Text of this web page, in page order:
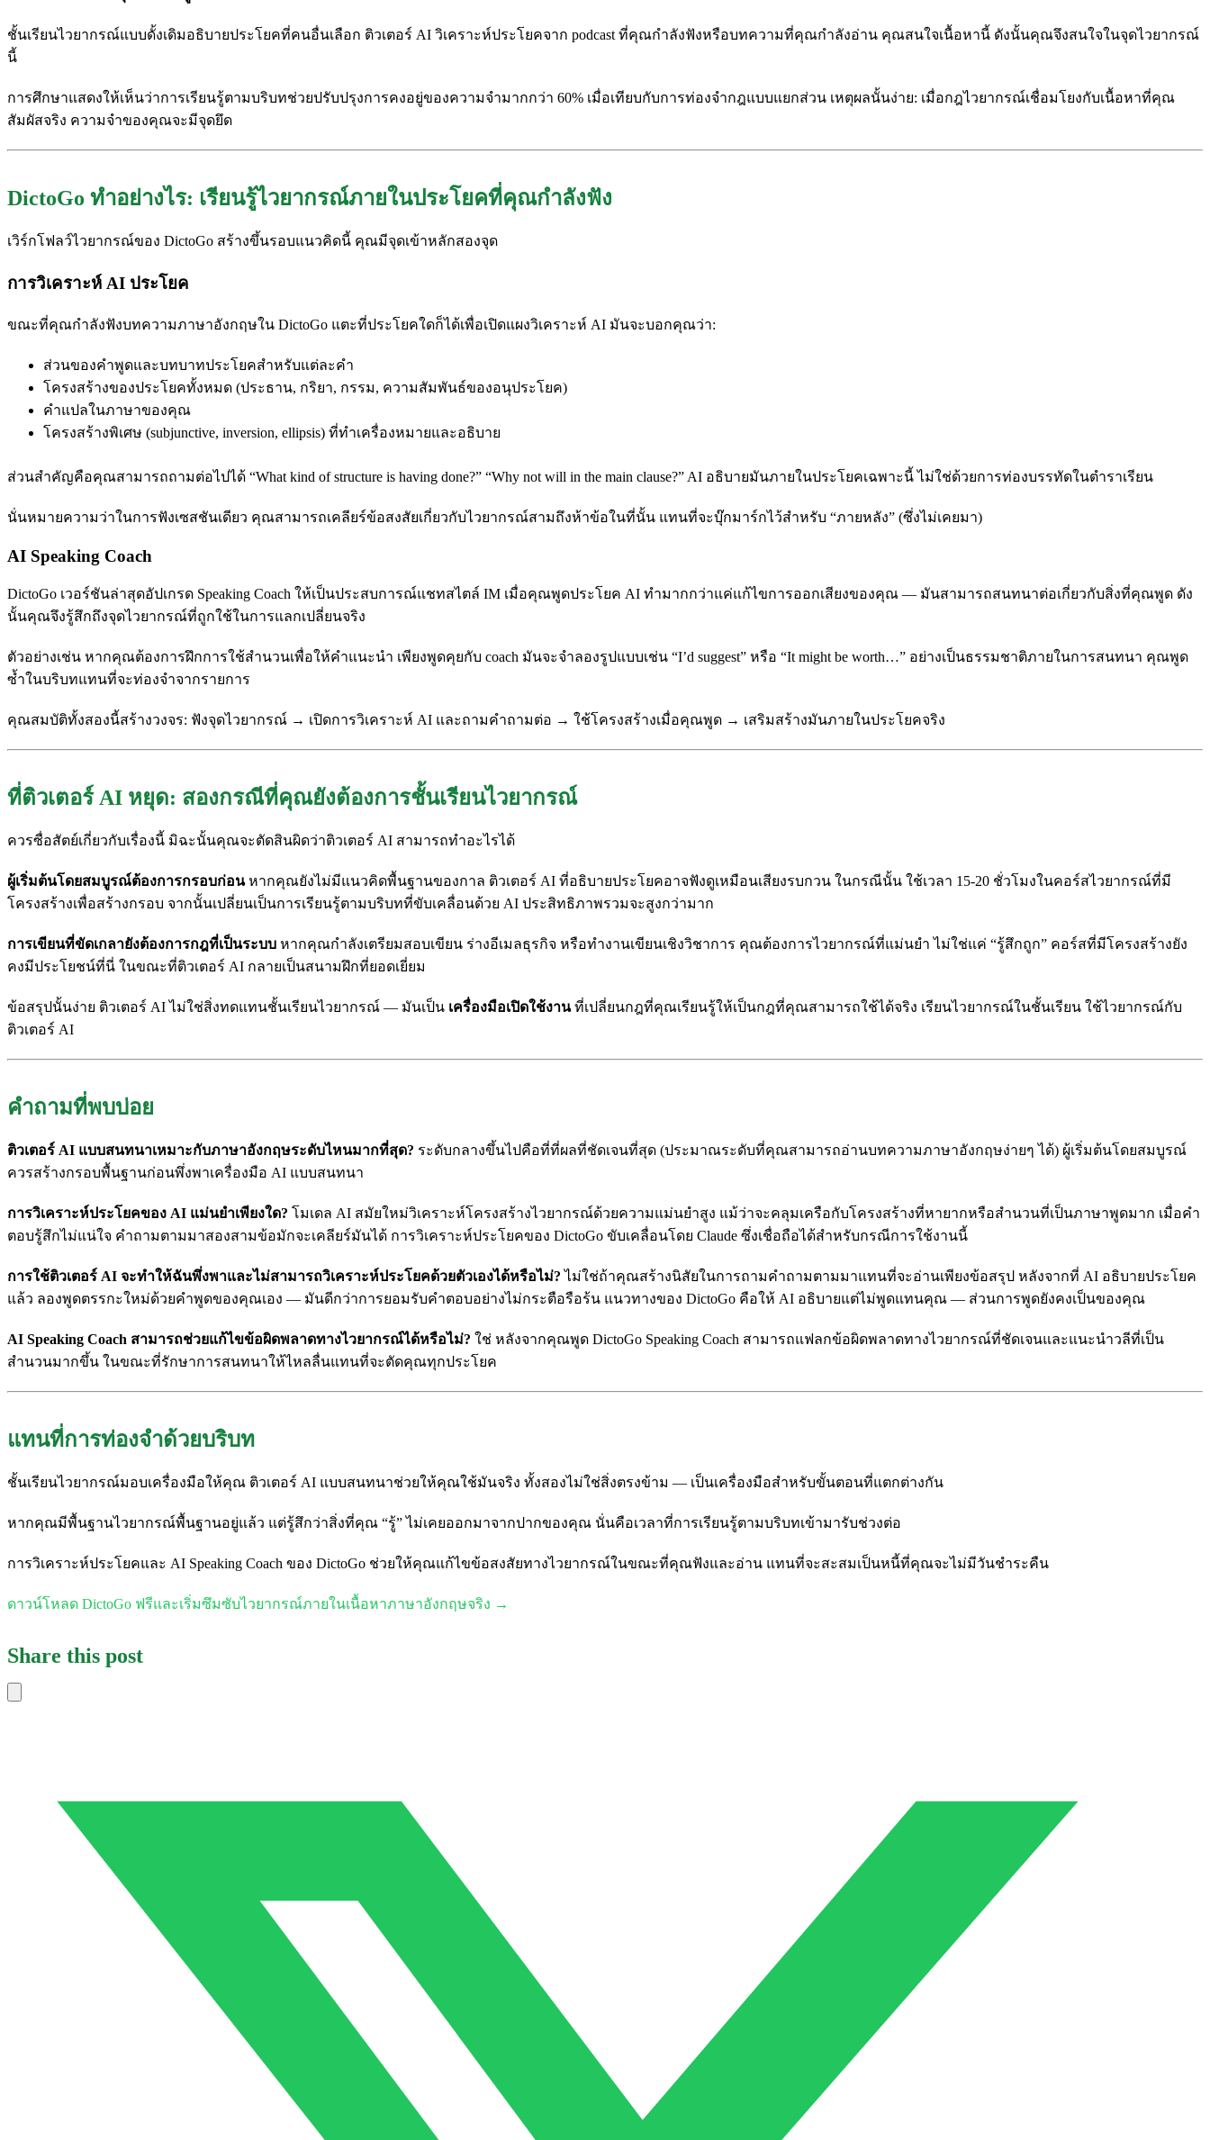
ชั้นเรียนไวยากรณ์แบบดั้งเดิมอธิบายประโยคที่คนอื่นเลือก ติวเตอร์ AI วิเคราะห์ประโยคจาก podcast ที่คุณกำลังฟังหรือบทความที่คุณกำลังอ่าน คุณสนใจเนื้อหานี้ ดังนั้นคุณจึงสนใจในจุดไวยากรณ์
นี้
การศึกษาแสดงให้เห็นว่าการเรียนรู้ตามบริบทช่วยปรับปรุงการคงอยู่ของความจำมากกว่า 60% เมื่อเทียบกับการท่องจำกฎแบบแยกส่วน เหตุผลนั้นง่าย: เมื่อกฎไวยากรณ์เชื่อมโยงกับเนื้อหาที่คุณ
สัมผัสจริง ความจำของคุณจะมีจุดยึด
DictoGo ทำอย่างไร: เรียนรู้ไวยากรณ์ภายในประโยคที่คุณกำลังฟัง
เวิร์กโฟลว์ไวยากรณ์ของ DictoGo สร้างขึ้นรอบแนวคิดนี้ คุณมีจุดเข้าหลักสองจุด
การวิเคราะห์ AI ประโยค
ขณะที่คุณกำลังฟังบทความภาษาอังกฤษใน DictoGo แตะที่ประโยคใดก็ได้เพื่อเปิดแผงวิเคราะห์ AI มันจะบอกคุณว่า:
ส่วนของคำพูดและบทบาทประโยคสำหรับแต่ละคำ
โครงสร้างของประโยคทั้งหมด (ประธาน, กริยา, กรรม, ความสัมพันธ์ของอนุประโยค)
คำแปลในภาษาของคุณ
โครงสร้างพิเศษ (subjunctive, inversion, ellipsis) ที่ทำเครื่องหมายและอธิบาย
ส่วนสำคัญคือคุณสามารถถามต่อไปได้ “What kind of structure is having done?” “Why not will in the main clause?” AI อธิบายมันภายในประโยคเฉพาะนี้ ไม่ใช่ด้วยการท่องบรรทัดในตำราเรียน
นั่นหมายความว่าในการฟังเซสชันเดียว คุณสามารถเคลียร์ข้อสงสัยเกี่ยวกับไวยากรณ์สามถึงห้าข้อในที่นั้น แทนที่จะบุ๊กมาร์กไว้สำหรับ “ภายหลัง” (ซึ่งไม่เคยมา)
AI Speaking Coach
DictoGo เวอร์ชันล่าสุดอัปเกรด Speaking Coach ให้เป็นประสบการณ์แชทสไตล์ IM เมื่อคุณพูดประโยค AI ทำมากกว่าแค่แก้ไขการออกเสียงของคุณ — มันสามารถสนทนาต่อเกี่ยวกับสิ่งที่คุณพูด ดัง
นั้นคุณจึงรู้สึกถึงจุดไวยากรณ์ที่ถูกใช้ในการแลกเปลี่ยนจริง
ตัวอย่างเช่น หากคุณต้องการฝึกการใช้สำนวนเพื่อให้คำแนะนำ เพียงพูดคุยกับ coach มันจะจำลองรูปแบบเช่น “I’d suggest” หรือ “It might be worth…” อย่างเป็นธรรมชาติภายในการสนทนา คุณพูด
ซ้ำในบริบทแทนที่จะท่องจำจากรายการ
คุณสมบัติทั้งสองนี้สร้างวงจร: ฟังจุดไวยากรณ์ → เปิดการวิเคราะห์ AI และถามคำถามต่อ → ใช้โครงสร้างเมื่อคุณพูด → เสริมสร้างมันภายในประโยคจริง
ที่ติวเตอร์ AI หยุด: สองกรณีที่คุณยังต้องการชั้นเรียนไวยากรณ์
ควรซื่อสัตย์เกี่ยวกับเรื่องนี้ มิฉะนั้นคุณจะตัดสินผิดว่าติวเตอร์ AI สามารถทำอะไรได้
ผู้เริ่มต้นโดยสมบูรณ์ต้องการกรอบก่อนหากคุณยังไม่มีแนวคิดพื้นฐานของกาล ติวเตอร์ AI ที่อธิบายประโยคอาจฟังดูเหมือนเสียงรบกวน ในกรณีนั้น ใช้เวลา 15-20 ชั่วโมงในคอร์สไวยากรณ์ที่มี
โครงสร้างเพื่อสร้างกรอบ จากนั้นเปลี่ยนเป็นการเรียนรู้ตามบริบทที่ขับเคลื่อนด้วย AI ประสิทธิภาพรวมจะสูงกว่ามาก
การเขียนที่ขัดเกลายังต้องการกฎที่เป็นระบบ หากคุณกำลังเตรียมสอบเขียน ร่างอีเมลธุรกิจ หรือทำงานเขียนเชิงวิชาการ คุณต้องการไวยากรณ์ที่แม่นยำ ไม่ใช่แค่ “รู้สึกถูก” คอร์สที่มีโครงสร้างยัง
คงมีประโยชน์ที่นี่ ในขณะที่ติวเตอร์ AI กลายเป็นสนามฝึกที่ยอดเยี่ยม
ข้อสรุปนั้นง่าย ติวเตอร์ AI ไม่ใช่สิ่งทดแทนชั้นเรียนไวยากรณ์ — มันเป็น เครื่องมือเปิดใช้งานที่เปลี่ยนกฎที่คุณเรียนรู้ให้เป็นกฎที่คุณสามารถใช้ได้จริง เรียนไวยากรณ์ในชั้นเรียน ใช้ไวยากรณ์กับ
ติวเตอร์ AI
คำถามที่พบบ่อย
ติวเตอร์ AI แบบสนทนาเหมาะกับภาษาอังกฤษระดับไหนมากที่สุด? ระดับกลางขึ้นไปคือที่ที่ผลที่ชัดเจนที่สุด (ประมาณระดับที่คุณสามารถอ่านบทความภาษาอังกฤษง่ายๆ ได้) ผู้เริ่มต้นโดยสมบูรณ์
ควรสร้างกรอบพื้นฐานก่อนพึ่งพาเครื่องมือ AI แบบสนทนา
การวิเคราะห์ประโยคของ AI แม่นยำเพียงใด? โมเดล AI สมัยใหม่วิเคราะห์โครงสร้างไวยากรณ์ด้วยความแม่นยำสูง แม้ว่าจะคลุมเครือกับโครงสร้างที่หายากหรือสำนวนที่เป็นภาษาพูดมาก เมื่อคำ
ตอบรู้สึกไม่แน่ใจ คำถามตามมาสองสามข้อมักจะเคลียร์มันได้ การวิเคราะห์ประโยคของ DictoGo ขับเคลื่อนโดย Claude ซึ่งเชื่อถือได้สำหรับกรณีการใช้งานนี้
การใช้ติวเตอร์ AI จะทำให้ฉันพึ่งพาและไม่สามารถวิเคราะห์ประโยคด้วยตัวเองได้หรือไม่? ไม่ใช่ถ้าคุณสร้างนิสัยในการถามคำถามตามมาแทนที่จะอ่านเพียงข้อสรุป หลังจากที่ AI อธิบายประโยค
แล้ว ลองพูดตรรกะใหม่ด้วยคำพูดของคุณเอง — มันดีกว่าการยอมรับคำตอบอย่างไม่กระตือรือร้น แนวทางของ DictoGo คือให้ AI อธิบายแต่ไม่พูดแทนคุณ — ส่วนการพูดยังคงเป็นของคุณ
AI Speaking Coach สามารถช่วยแก้ไขข้อผิดพลาดทางไวยากรณ์ได้หรือไม่? ใช่ หลังจากคุณพูด DictoGo Speaking Coach สามารถแฟลกข้อผิดพลาดทางไวยากรณ์ที่ชัดเจนและแนะนำวลีที่เป็น
สำนวนมากขึ้น ในขณะที่รักษาการสนทนาให้ไหลลื่นแทนที่จะตัดคุณทุกประโยค
แทนที่การท่องจำด้วยบริบท
ชั้นเรียนไวยากรณ์มอบเครื่องมือให้คุณ ติวเตอร์ AI แบบสนทนาช่วยให้คุณใช้มันจริง ทั้งสองไม่ใช่สิ่งตรงข้าม — เป็นเครื่องมือสำหรับขั้นตอนที่แตกต่างกัน
หากคุณมีพื้นฐานไวยากรณ์พื้นฐานอยู่แล้ว แต่รู้สึกว่าสิ่งที่คุณ “รู้” ไม่เคยออกมาจากปากของคุณ นั่นคือเวลาที่การเรียนรู้ตามบริบทเข้ามารับช่วงต่อ
การวิเคราะห์ประโยคและ AI Speaking Coach ของ DictoGo ช่วยให้คุณแก้ไขข้อสงสัยทางไวยากรณ์ในขณะที่คุณฟังและอ่าน แทนที่จะสะสมเป็นหนี้ที่คุณจะไม่มีวันชำระคืน
ดาวน์โหลด DictoGo ฟรีและเริ่มซึมซับไวยากรณ์ภายในเนื้อหาภาษาอังกฤษจริง →
Share this post